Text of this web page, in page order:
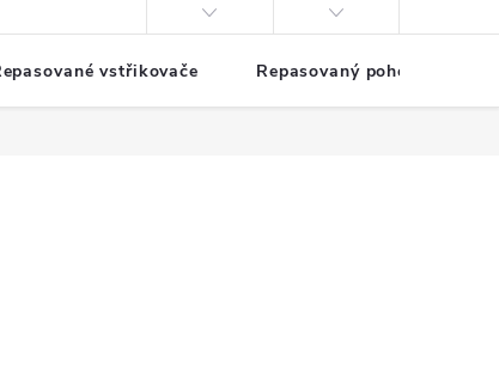
vstřikovače Repasovaný pohon TDM